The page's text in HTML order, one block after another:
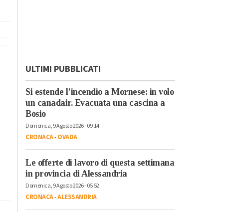
ULTIMI PUBBLICATI
Si estende l’incendio a Mornese: in volo
un canadair. Evacuata una cascina a
Bosio
Domenica, 9 Agosto 2026 - 09:14
CRONACA-OVADA
Le offerte di lavoro di questa settimana
in provincia di Alessandria
Domenica, 9 Agosto 2026 - 05:52
CRONACA-ALESSANDRIA